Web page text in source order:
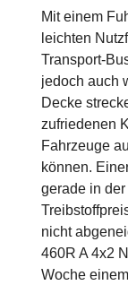
Mit einem
leichten
Transport-
jedoch auch
Decke
zufriedenen
Fahrzeuge
können.
gerade in
nicht
460R A 4x2
Woche